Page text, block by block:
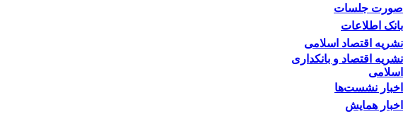
صورت جلسات
بانک اطلاعات
نشریه اقتصاد اسلامی
نشریه اقتصاد و بانکداری
اسلامی
اخبار نشست‌ها
اخبار همایش